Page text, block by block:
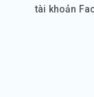
tài khoản